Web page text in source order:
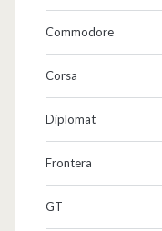
Commodore
Corsa
Diplomat
Frontera
GT